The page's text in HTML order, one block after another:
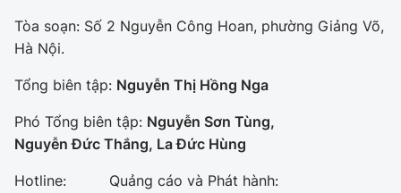
Tòa soạn: Số 2 Nguyễn Công Hoan, phường Giảng Võ,
Hà Nội.
Tổng biên tập: Nguyễn Thị Hồng Nga
Phó Tổng biên tập: Nguyễn Sơn Tùng,
Nguyễn Đức Thắng, La Đức Hùng
Hotline:
Quảng cáo và Phát hành: